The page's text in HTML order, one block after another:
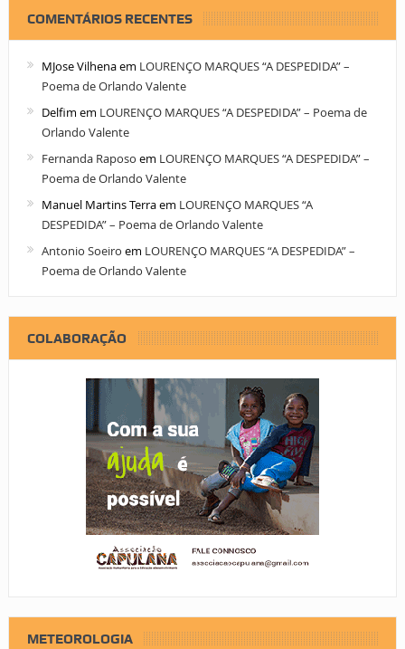
COMENTÁRIOS RECENTES
MJose Vilhenaem LOURENÇO MARQUES “A DESPEDIDA” –
Poema de Orlando Valente
Delfim em LOURENÇO MARQUES “A DESPEDIDA” – Poema de
Orlando Valente
Fernanda Raposo em LOURENÇO MARQUES “A DESPEDIDA” –
Poema de Orlando Valente
Manuel Martins Terraem LOURENÇO MARQUES “A
DESPEDIDA” – Poema de Orlando Valente
Antonio Soeiro em LOURENÇO MARQUES “A DESPEDIDA” –
Poema de Orlando Valente
COLABORAÇÃO
METEOROLOGIA